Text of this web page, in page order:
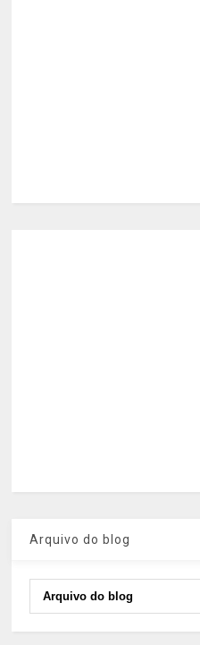
Arquivo do blog